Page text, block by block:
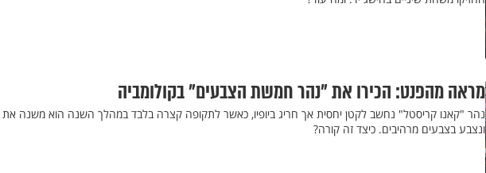
מראה מהפנט: הכירו את "נהר חמשת הצבעים" בקולומביה
נהר "קאנו קריסטל" נחשב לקטן יחסית אך חריג ביופיו, כאשר לתקופה קצרה בלבד במהלך השנה הוא משנה את
ונצבע בצבעים מרהיבים. כיצד זה קורה?